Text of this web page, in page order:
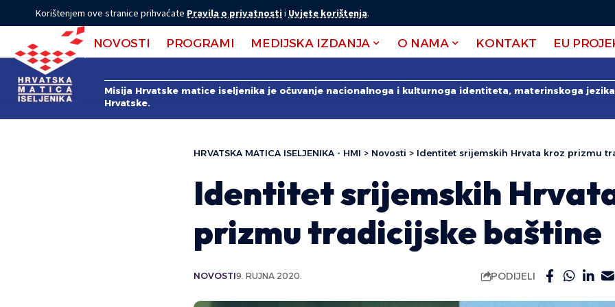
Korištenjem ove stranice prihvaćate Pravila o privatnostii Uvjete korištenja.
NOVOSTI PROGRAMI MEDIJSKA IZDANJA O NAMA KONTAKT EU
Misija Hrvatske matice iseljenika je očuvanje nacionalnoga i kulturnoga identiteta, materinskoga
Hrvatske.
HRVATSKA MATICA ISELJENIKA - HMI > Novosti > Identitet srijemskih Hrvata kroz prizmu
Identitet srijemskih
prizmu tradicijske baštine
NOVOSTI9. RUJNA 2020. PODIJELI